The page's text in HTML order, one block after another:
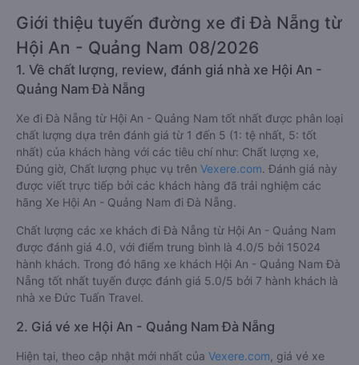
Giới thiệu tuyến đường xe đi Đà Nẵng từ
Hội An - Quảng Nam 08/2026
1. Về chất lượng, review, đánh giá nhà xe Hội An -
Quảng Nam Đà Nẵng
Xe đi Đà Nẵng từ Hội An - Quảng Nam tốt nhất được phân loại
chất lượng dựa trên đánh giá từ 1 đến 5 (1: tệ nhất, 5: tốt
nhất) của khách hàng với các tiêu chí như: Chất lượng xe,
Đúng giờ, Chất lượng phục vụ trên Vexere.com. Đánh giá này
được viết trực tiếp bởi các khách hàng đã trải nghiệm các
hãng Xe Hội An - Quảng Nam đi Đà Nẵng.
Chất lượng các xe khách đi Đà Nẵng từ Hội An - Quảng Nam
được đánh giá 4.0, với điểm trung bình là 4.0/5 bởi 15024
hành khách. Trong đó hãng xe khách Hội An - Quảng Nam Đà
Nẵng tốt nhất tuyến được đánh giá 5.0/5 bởi 7 hành khách là
nhà xe Đức Tuấn Travel.
2. Giá vé xe Hội An - Quảng Nam Đà Nẵng
Hiện tại, theo cập nhật mới nhất của Vexere.com , giá vé xe